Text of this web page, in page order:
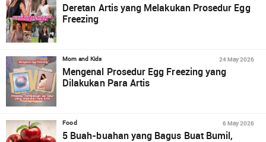
Deretan Artis yang Melakukan Prosedur Egg
Freezing
Mom and Kids 24 May 2026
Mengenal Prosedur Egg Freezing yang
Dilakukan Para Artis
Food 6 May 2026
5 Buah-buahan yang Bagus Buat Bumil,